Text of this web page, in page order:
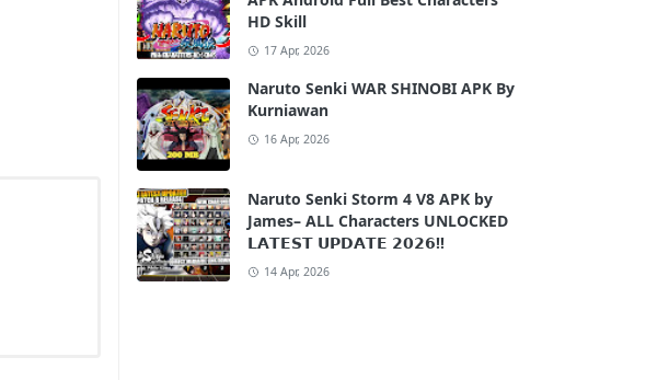
HD Skill
17 Apr, 2026
Naruto Senki WAR SHINOBI APK By
Kurniawan
16 Apr, 2026
Naruto Senki Storm 4 V8 APK by
James– ALL Characters UNLOCKED
𝗟𝗔𝗧𝗘𝗦𝗧 𝗨𝗣𝗗𝗔𝗧𝗘 𝟮𝟬𝟮𝟲!!
14 Apr, 2026